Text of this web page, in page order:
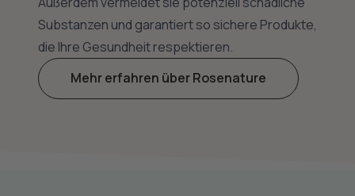
Substanzen und garantiert so sichere Produkte,
die Ihre Gesundheit respektieren.
Mehr erfahren über Rosenature